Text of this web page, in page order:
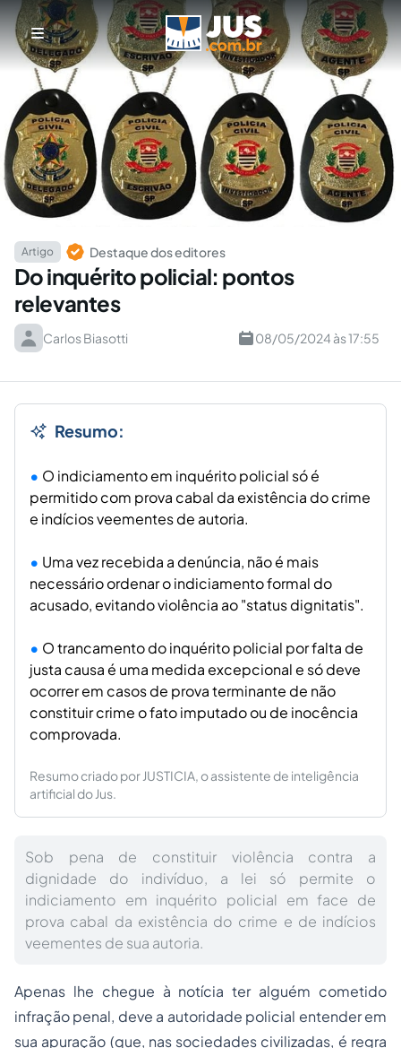
Artigo Destaque dos editores
Do inquérito policial: pontos
relevantes
Carlos Biasotti 08/05/2024 às 17:55
Resumo:
O indiciamento em inquérito policial só é
permitido com prova cabal da existência do crime
e indícios veementes de autoria.
Uma vez recebida a denúncia, não é mais
necessário ordenar o indiciamento formal do
acusado, evitando violência ao "status dignitatis".
O trancamento do inquérito policial por falta de
justa causa é uma medida excepcional e só deve
ocorrer em casos de prova terminante de não
constituir crime o fato imputado ou de inocência
comprovada.
Resumo criado por JUSTICIA, o assistente de inteligência
artificial do Jus.
Sob pena de constituir violência contra a
dignidade do indivíduo, a lei só permite o
indiciamento em inquérito policial em face de
prova cabal da existência do crime e de indícios
veementes de sua autoria.
Apenas lhe chegue à notícia ter alguém cometido
infração penal, deve a autoridade policial entender em
sua apuração (que, nas sociedades civilizadas, é regra